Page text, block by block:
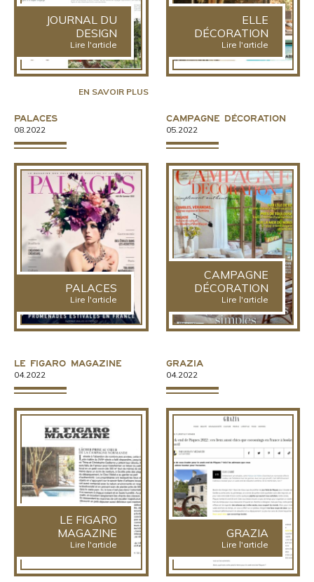
JOURNAL DU
DESIGN
Lire l'article
EN SAVOIR PLUS
ELLE
DÉCORATION
Lire l'article
Palaces
08.2022
PALACES
Lire l'article
Campagne Décoration
05.2022
CAMPAGNE
DÉCORATION
Lire l'article
Le Figaro Magazine
04.2022
LE FIGARO
MAGAZINE
Lire l'article
Grazia
04.2022
GRAZIA
Lire l'article